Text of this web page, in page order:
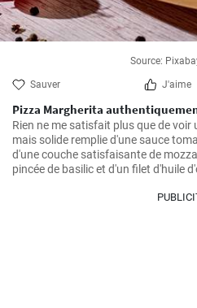
Source:
Sauver J'aime
Pizza Margherita
Rien ne me satisfait plus que de
mais solide remplie d'une sauce
d'une couche satisfaisante de
pincée de basilic et d'un filet d'huile